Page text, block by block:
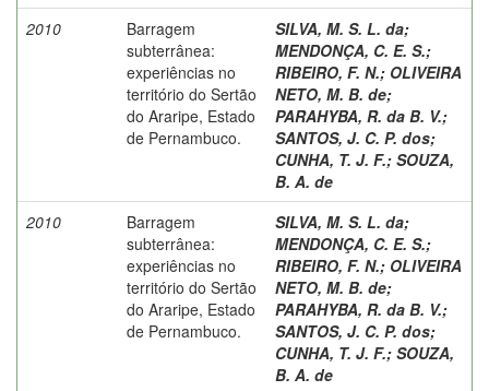
2010
Barragem
subterrânea:
experiências no
território do Sertão
do Araripe, Estado
de Pernambuco.
SILVA, M. S. L. da;
MENDONÇA, C. E. S.;
RIBEIRO, F. N.; OLIVEIRA
NETO, M. B. de;
PARAHYBA, R. da B. V.;
SANTOS, J. C. P. dos;
CUNHA, T. J. F.; SOUZA,
B. A. de
2010
Barragem
subterrânea:
experiências no
território do Sertão
do Araripe, Estado
de Pernambuco.
SILVA, M. S. L. da;
MENDONÇA, C. E. S.;
RIBEIRO, F. N.; OLIVEIRA
NETO, M. B. de;
PARAHYBA, R. da B. V.;
SANTOS, J. C. P. dos;
CUNHA, T. J. F.; SOUZA,
B. A. de